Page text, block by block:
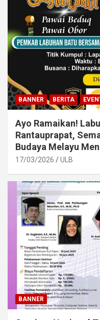
BANNER BERITA
Ayo Ramaikan!
Rantauprapat,
Budaya Melayu
17/03/2026 ULB
BANNER